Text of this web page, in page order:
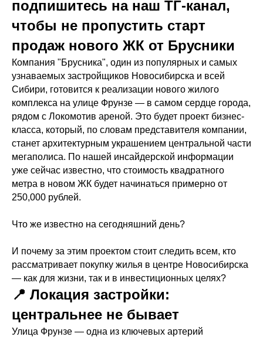
подпишитесь на наш ТГ-канал,
чтобы не пропустить старт
продаж нового ЖК от Брусники
Компания "Брусника", один из популярных и самых
узнаваемых застройщиков Новосибирска и всей
Сибири, готовится к реализации нового жилого
комплекса на улице Фрунзе — в самом сердце города,
рядом с Локомотив ареной. Это будет проект бизнес-
класса, который, по словам представителя компании,
станет архитектурным украшением центральной части
мегаполиса. По нашей инсайдерской информации
уже сейчас известно, что стоимость квадратного
метра в новом ЖК будет начинаться примерно от
250,000 рублей.
Что же известно на сегодняшний день?
И почему за этим проектом стоит следить всем, кто
рассматривает покупку жилья в центре Новосибирска
— как для жизни, так и в инвестиционных целях?
📍 Локация застройки:
центральнее не бывает
Улица Фрунзе — одна из ключевых артерий